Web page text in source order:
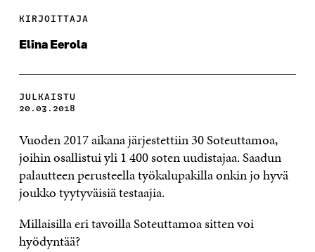
KIRJOITTAJA
Elina Eerola
JULKAISTU
20.03.2018
Vuoden 2017 aikana järjestettiin 30 Soteuttamoa,
joihin osallistui yli 1 400 soten uudistajaa. Saadun
palautteen perusteella työkalupakilla onkin jo hyvä
joukko tyytyväisiä testaajia.
Millaisilla eri tavoilla Soteuttamoa sitten voi
hyödyntää?